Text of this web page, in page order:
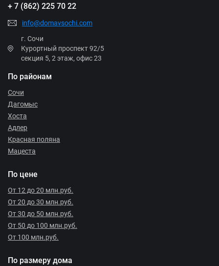
+ 7 (862) 225 70 22
info@domavsochi.com
г. Сочи
Курортный проспект 92/5
секция 5, 2 этаж, офис 23
По районам
Сочи
Дагомыс
Хоста
Адлер
Красная поляна
Мацеста
По цене
От 12 до 20 млн.руб.
От 20 до 30 млн.руб.
От 30 до 50 млн.руб.
От 50 до 100 млн.руб.
От 100 млн.руб.
По размеру дома